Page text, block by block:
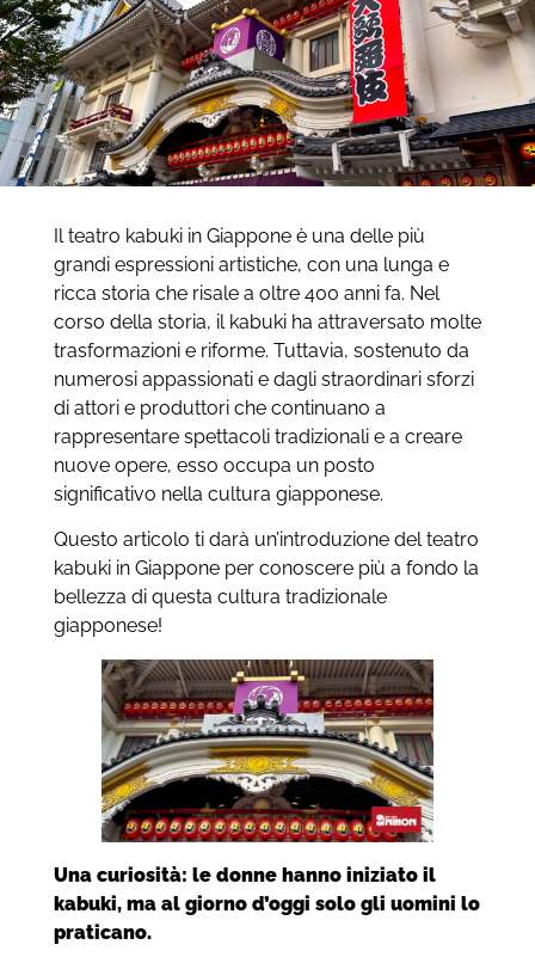
Il teatro kabuki in Giappone è una delle più
grandi espressioni artistiche, con una lunga e
ricca storia che risale a oltre 400 anni fa. Nel
corso della storia, il kabuki ha attraversato molte
trasformazioni e riforme. Tuttavia, sostenuto da
numerosi appassionati e dagli straordinari sforzi
di attori e produttori che continuano a
rappresentare spettacoli tradizionali e a creare
nuove opere, esso occupa un posto
significativo nella cultura giapponese.
Questo articolo ti darà un’introduzione del teatro
kabuki in Giappone per conoscere più a fondo la
bellezza di questa cultura tradizionale
giapponese!
Una curiosità: le donne hanno iniziato il
kabuki, ma al giorno d’oggi solo gli uomini lo
praticano.